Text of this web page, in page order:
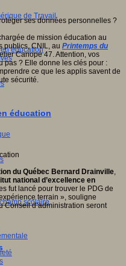
de Travail
éducation
scolaire
de mission éducation au
publics, CNIL, au Printemps du
Canopé 47. Attention, vos
? Elle donne les clés pour :
ce que les applis savent de
sécurité.
éducation
du Québec Bernard Drainville,
national d’excellence en
fut lancé pour trouver le PDG de
terrain », souligne
Conseil d’administration seront